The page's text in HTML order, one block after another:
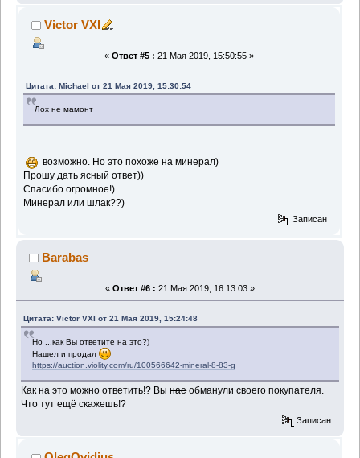
Victor VXI
« Ответ #5 : 21 Мая 2019, 15:50:55 »
Цитата: Michael от 21 Мая 2019, 15:30:54
Лох не мамонт
возможно. Но это похоже на минерал)
Прошу дать ясный ответ))
Спасибо огромное!)
Минерал или шлак??)
Записан
Barabas
« Ответ #6 : 21 Мая 2019, 16:13:03 »
Цитата: Victor VXI от 21 Мая 2019, 15:24:48
Но ...как Вы ответите на это?)
Нашел и продал
https://auction.violity.com/ru/100566642-mineral-8-83-g
Как на это можно ответить!? Вынаеобманули своего покупателя.
Что тут ещё скажешь!?
Записан